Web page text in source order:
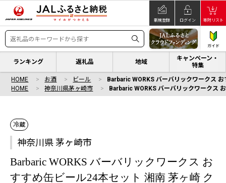
新規登録 ログイン 寄附リスト
ガイド
ランキング 返礼品 地域
キャンペーン・
特集
HOME お酒 ビール
Barbaric WORKS バーバリックワークス
HOME
神奈川県茅ヶ崎市 Barbaric WORKS バーバリックワークス
冷蔵
神奈川県 茅ヶ崎市
Barbaric WORKS バーバリックワークス お
すすめ缶ビール24本セット 湘南 茅ヶ崎 ク